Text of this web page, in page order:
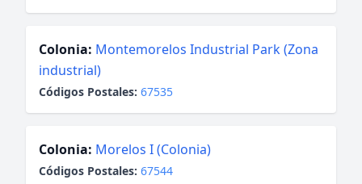
Colonia: Montemorelos Industrial Park (Zona
industrial)
Códigos Postales: 67535
Colonia: Morelos I (Colonia)
Códigos Postales: 67544